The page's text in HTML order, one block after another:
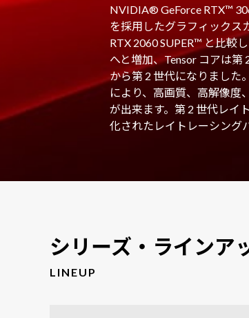
NVIDIA® GeForce RTX™
を採用したグラフィックス
RTX 2060 SUPER™ と比較
へと増加、Tensor コアは第
から第 2 世代になりました
により、高画質、高解像度
が出来ます。第 2 世代レイ
化されたレイトレーシング
シリーズ・ラインア
LINEUP